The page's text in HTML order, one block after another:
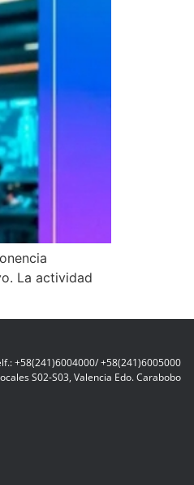
La actividad
+58(241)6004000/ +58(241)6005000
S02-S03, Valencia Edo. Carabobo